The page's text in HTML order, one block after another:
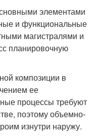
элементами
и функциональные
магистралями и
планировочную
композиции в
ее
процессы требуют
поэтому объемно-
изнутри наружу.